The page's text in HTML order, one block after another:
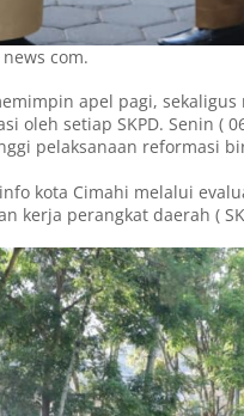
com.
apel pagi,
oleh setiap SKPD. Senin (
pelaksanaan reformasi
kota Cimahi melalui
kerja perangkat daerah (